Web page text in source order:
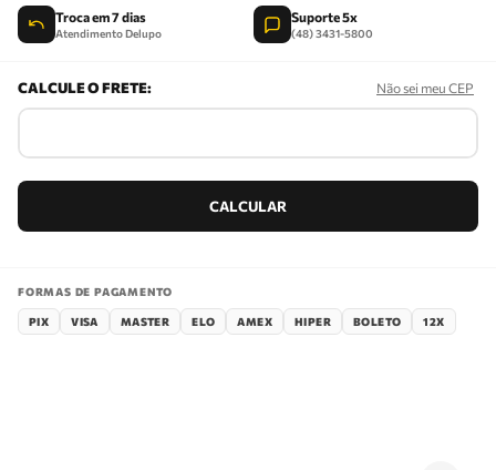
Troca em 7 dias
Atendimento Delupo
Suporte 5x
(48) 3431-5800
Não sei meu CEP
FORMAS DE PAGAMENTO
PIX VISA MASTER ELO AMEX HIPER BOLETO 12X